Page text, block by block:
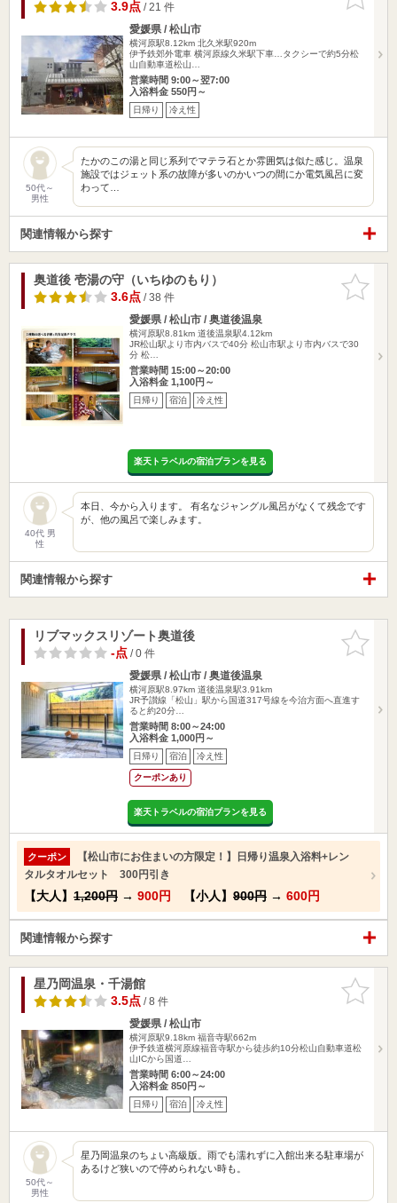
りに追加
3.9点/ 21 件
愛媛県 / 松山市
横河原駅8.12km 北久米駅920m
伊予鉄郊外電車 横河原線久米駅下車…タクシーで約5分松
山自動車道松山…
営業時間 9:00～翌7:00
入浴料金 550円～
日帰り 冷え性
50代～
男性
たかのこの湯と同じ系列でマテラ石とか雰囲気は似た感じ。温泉
施設ではジェット系の故障が多いのかいつの間にか電気風呂に変
わって…
関連情報から探す
お気に入
りに追加
奥道後 壱湯の守（いちゆのもり）
3.6点/ 38 件
愛媛県 / 松山市 / 奥道後温泉
横河原駅8.81km 道後温泉駅4.12km
JR松山駅より市内バスで40分 松山市駅より市内バスで30
分 松…
営業時間 15:00～20:00
入浴料金 1,100円～
日帰り 宿泊 冷え性
楽天トラベルの宿泊プランを見る
40代 男
性
本日、今から入ります。 有名なジャングル風呂がなくて残念です
が、他の風呂で楽しみます。
関連情報から探す
お気に入
りに追加
リブマックスリゾート奥道後
-点/ 0 件
愛媛県 / 松山市 / 奥道後温泉
横河原駅8.97km 道後温泉駅3.91km
JR予讃線「松山」駅から国道317号線を今治方面へ直進す
ると約20分…
営業時間 8:00～24:00
入浴料金 1,000円～
日帰り 宿泊 冷え性
クーポンあり
楽天トラベルの宿泊プランを見る
クーポン
【松山市にお住まいの方限定！】日帰り温泉入浴料+レン
タルタオルセット 300円引き
【大人】 1,200円 → 900円 【小人】 900円 → 600円
関連情報から探す
お気に入
りに追加
星乃岡温泉・千湯館
3.5点/ 8 件
愛媛県 / 松山市
横河原駅9.18km 福音寺駅662m
伊予鉄道横河原線福音寺駅から徒歩約10分松山自動車道松
山ICから国道…
営業時間 6:00～24:00
入浴料金 850円～
日帰り 宿泊 冷え性
50代～
男性
星乃岡温泉のちょい高級版。雨でも濡れずに入館出来る駐車場が
あるけど狭いので停められない時も。